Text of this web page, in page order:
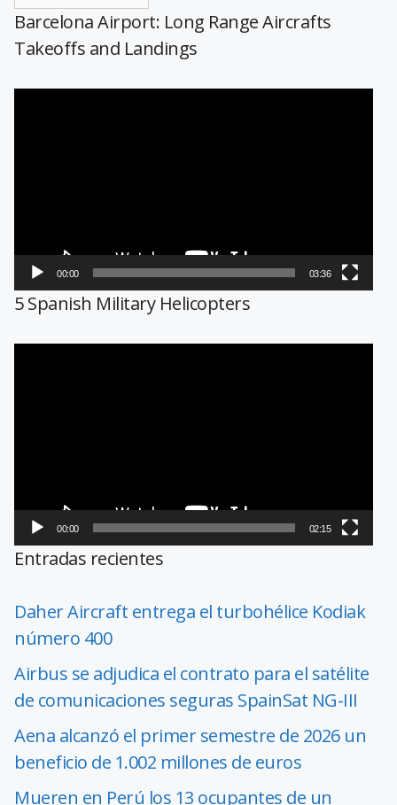
Barcelona Airport: Long Range Aircrafts
Takeoffs and Landings
00:00 03:36
5 Spanish Military Helicopters
00:00 02:15
Entradas recientes
Daher Aircraft entrega el turbohélice Kodiak
número 400
Airbus se adjudica el contrato para el satélite
de comunicaciones seguras SpainSat NG-III
Aena alcanzó el primer semestre de 2026 un
beneficio de 1.002 millones de euros
Mueren en Perú los 13 ocupantes de un